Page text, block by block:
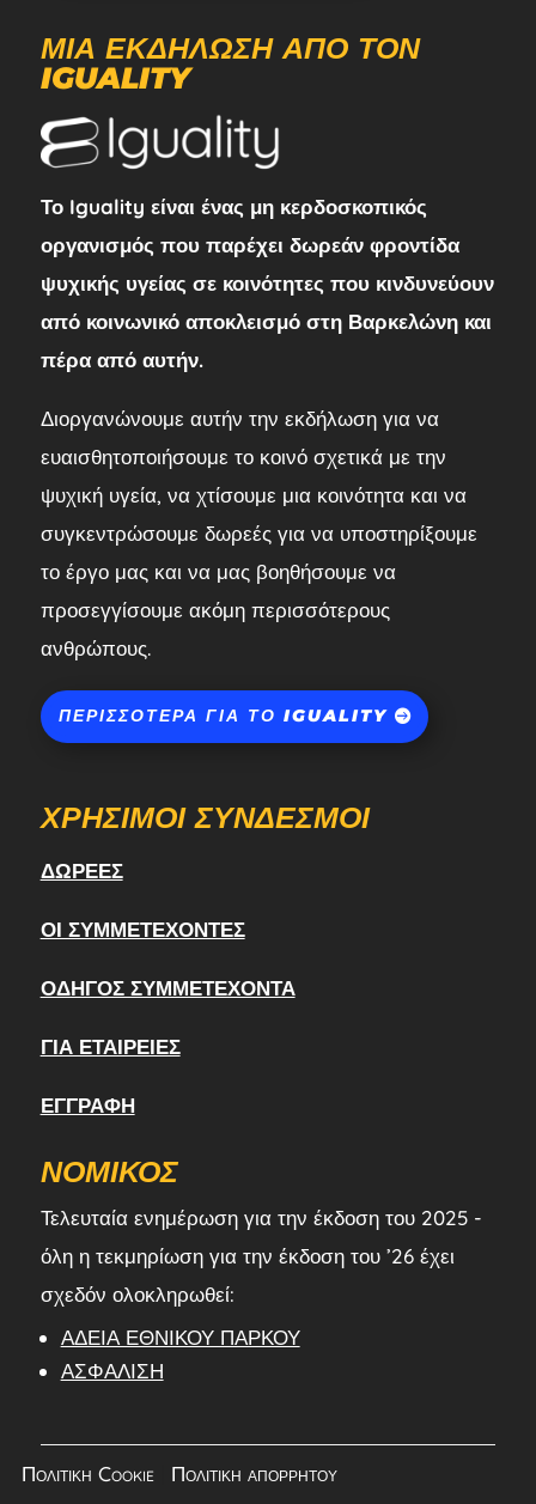
ΜΙΑ ΕΚΔΉΛΩΣΗ ΑΠΌ ΤΟΝ
IGUALITY
Το Iguality είναι ένας μη κερδοσκοπικός
οργανισμός που παρέχει δωρεάν φροντίδα
ψυχικής υγείας σε κοινότητες που κινδυνεύουν
από κοινωνικό αποκλεισμό στη Βαρκελώνη και
πέρα από αυτήν.
Διοργανώνουμε αυτήν την εκδήλωση για να
ευαισθητοποιήσουμε το κοινό σχετικά με την
ψυχική υγεία, να χτίσουμε μια κοινότητα και να
συγκεντρώσουμε δωρεές για να υποστηρίξουμε
το έργο μας και να μας βοηθήσουμε να
προσεγγίσουμε ακόμη περισσότερους
ανθρώπους.
ΠΕΡΙΣΣΌΤΕΡΑ ΓΙΑ ΤΟ IGUALITY
ΧΡΉΣΙΜΟΙ ΣΎΝΔΕΣΜΟΙ
ΔΩΡΕΈΣ
ΟΙ ΣΥΜΜΕΤΈΧΟΝΤΕΣ
ΟΔΗΓΌΣ ΣΥΜΜΕΤΈΧΟΝΤΑ
ΓΙΑ ΕΤΑΙΡΕΊΕΣ
ΕΓΓΡΑΦΉ
ΝΟΜΙΚΌΣ
Τελευταία ενημέρωση για την έκδοση του 2025 -
όλη η τεκμηρίωση για την έκδοση του ’26 έχει
σχεδόν ολοκληρωθεί:
ΆΔΕΙΑ ΕΘΝΙΚΟΎ ΠΆΡΚΟΥ
ΑΣΦΆΛΙΣΗ
Πολιτική Cookie Πολιτική απορρήτου